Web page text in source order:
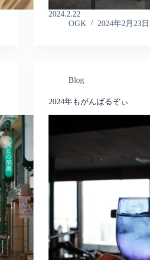
2024.2.22
OGK
2024年2月23日
Blog
2024年もがんばるぞぃ